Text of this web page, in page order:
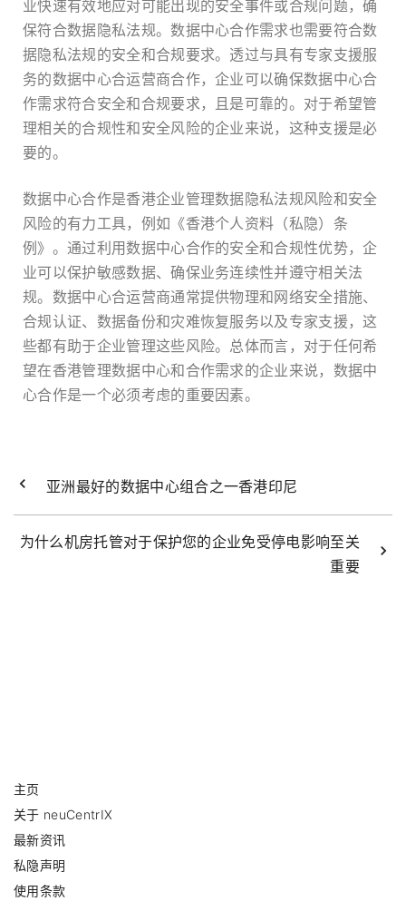
业快速有效地应对可能出现的安全事件或合规问题，确
保符合数据隐私法规。数据中心合作需求也需要符合数
据隐私法规的安全和合规要求。透过与具有专家支援服
务的数据中心合运营商合作，企业可以确保数据中心合
作需求符合安全和合规要求，且是可靠的。对于希望管
理相关的合规性和安全风险的企业来说，这种支援是必
要的。
数据中心合作是香港企业管理数据隐私法规风险和安全
风险的有力工具，例如《香港个人资料（私隐）条
例》。通过利用数据中心合作的安全和合规性优势，企
业可以保护敏感数据、确保业务连续性并遵守相关法
规。数据中心合运营商通常提供物理和网络安全措施、
合规认证、数据备份和灾难恢复服务以及专家支援，这
些都有助于企业管理这些风险。总体而言，对于任何希
望在香港管理数据中心和合作需求的企业来说，数据中
心合作是一个必须考虑的重要因素。
亚洲最好的数据中心组合之一香港印尼
为什么机房托管对于保护您的企业免受停电影响至关
重要
主页
关于 neuCentrIX
最新资讯
私隐声明
使用条款